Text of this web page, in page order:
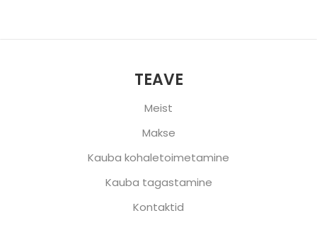
TEAVE
Meist
Makse
Kauba kohaletoimetamine
Kauba tagastamine
Kontaktid